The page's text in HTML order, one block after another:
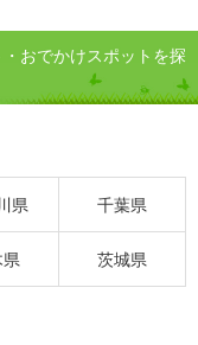
おでかけスポットを探
県 千葉県
茨城県